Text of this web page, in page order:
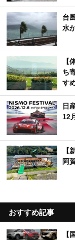
台
水
【
ち
す
日
12
【
阿
おすすめ記事
【